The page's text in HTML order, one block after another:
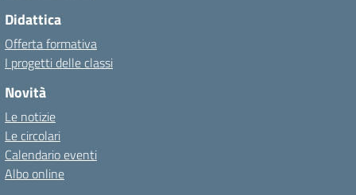
Didattica
Offerta formativa
I progetti delle classi
Novità
Le notizie
Le circolari
Calendario eventi
Albo online